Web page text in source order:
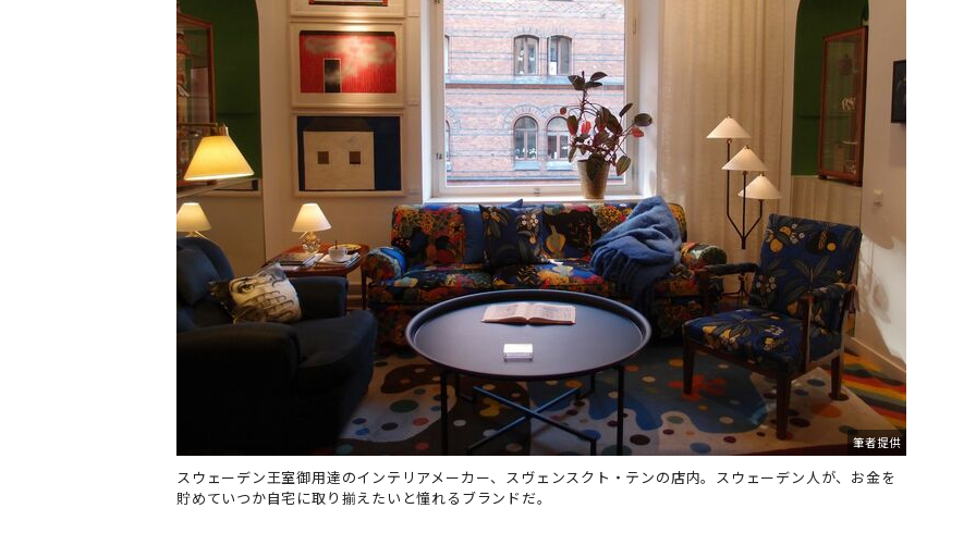
筆者提供
スウェーデン王室御用達のインテリアメーカー、スヴェンスクト・テンの店内。スウェーデン人が、お金を
貯めていつか自宅に取り揃えたいと憧れるブランドだ。